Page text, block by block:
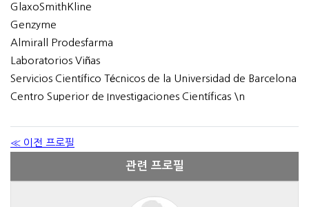
GlaxoSmithKline
Genzyme
Almirall Prodesfarma
Laboratorios Viñas
Servicios Científico Técnicos de la Universidad de Barcelona
Centro Superior de Investigaciones Científicas \n
≪ 이전 프로필
관련 프로필